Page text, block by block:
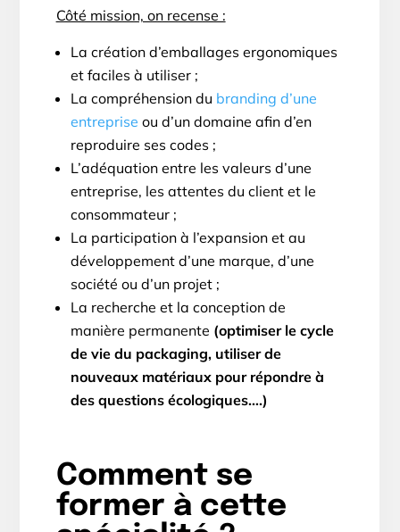
Côté mission, on recense :
La création d’emballages ergonomiques
et faciles à utiliser ;
La compréhension du branding d’une
entreprise ou d’un domaine afin d’en
reproduire ses codes ;
L’adéquation entre les valeurs d’une
entreprise, les attentes du client et le
consommateur ;
La participation à l’expansion et au
développement d’une marque, d’une
société ou d’un projet ;
La recherche et la conception de
manière permanente (optimiser le cycle
de vie du packaging, utiliser de
nouveaux matériaux pour répondre à
des questions écologiques….)
Comment se
former à cette